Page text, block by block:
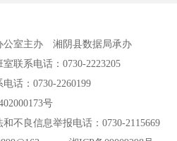
公室主办
湘阴县数据局承办
联系电话：0730-2223205
话：0730-2260199
号
不良信息举报电话：0730-2115669